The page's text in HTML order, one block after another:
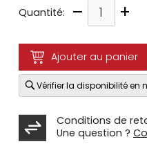
Quantité: – +
Ajouter au panier
Vérifier la disponibilité en
Conditions de
Une question ?